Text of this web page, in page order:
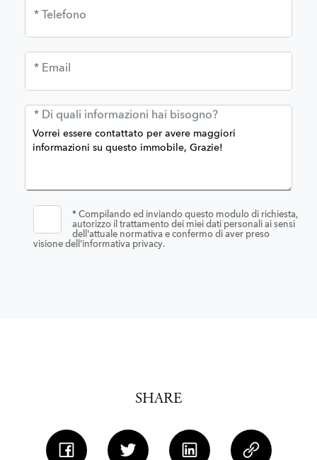
* Telefono
* Email
* Di quali informazioni hai bisogno?
*Compilando ed inviando questo modulo di richiesta,
autorizzo il trattamento dei miei dati personali ai sensi
dell'attuale normativa e confermo di aver preso
visione dell'informativa privacy.
SHARE